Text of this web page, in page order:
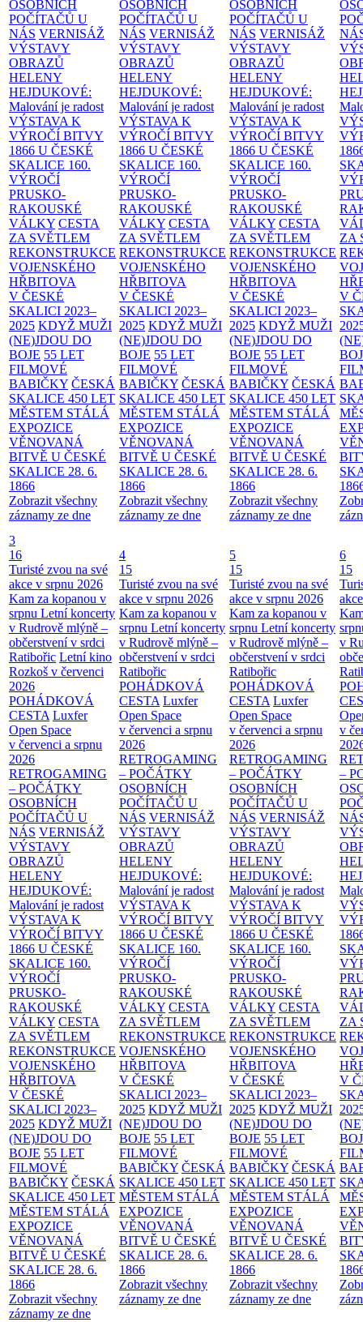
OSOBNÍCH
POČÍTAČŮ U
NÁS VERNISÁŽ
VÝSTAVY
OBRAZŮ
HELENY
HEJDUKOVÉ:
Malování je radost
VÝSTAVA K
VÝROČÍ BITVY
1866 U ČESKÉ
SKALICE 160.
VÝROČÍ
PRUSKO-
RAKOUSKÉ
VÁLKY CESTA
ZA SVĚTLEM
REKONSTRUKCE
VOJENSKÉHO
HŘBITOVA
V ČESKÉ
SKALICI 2023–
2025 KDYŽ MUŽI
(NE)JDOU DO
BOJE 55 LET
FILMOVÉ
BABIČKY ČESKÁ
SKALICE 450 LET
MĚSTEM STÁLÁ
EXPOZICE
VĚNOVANÁ
BITVĚ U ČESKÉ
SKALICE 28. 6.
1866
Zobrazit všechny
záznamy ze dne
OSOBNÍCH
POČÍTAČŮ U
NÁS VERNISÁŽ
VÝSTAVY
OBRAZŮ
HELENY
HEJDUKOVÉ:
Malování je radost
VÝSTAVA K
VÝROČÍ BITVY
1866 U ČESKÉ
SKALICE 160.
VÝROČÍ
PRUSKO-
RAKOUSKÉ
VÁLKY CESTA
ZA SVĚTLEM
REKONSTRUKCE
VOJENSKÉHO
HŘBITOVA
V ČESKÉ
SKALICI 2023–
2025 KDYŽ MUŽI
(NE)JDOU DO
BOJE 55 LET
FILMOVÉ
BABIČKY ČESKÁ
SKALICE 450 LET
MĚSTEM STÁLÁ
EXPOZICE
VĚNOVANÁ
BITVĚ U ČESKÉ
SKALICE 28. 6.
1866
Zobrazit všechny
záznamy ze dne
OSOBNÍCH
POČÍTAČŮ U
NÁS VERNISÁŽ
VÝSTAVY
OBRAZŮ
HELENY
HEJDUKOVÉ:
Malování je radost
VÝSTAVA K
VÝROČÍ BITVY
1866 U ČESKÉ
SKALICE 160.
VÝROČÍ
PRUSKO-
RAKOUSKÉ
VÁLKY CESTA
ZA SVĚTLEM
REKONSTRUKCE
VOJENSKÉHO
HŘBITOVA
V ČESKÉ
SKALICI 2023–
2025 KDYŽ MUŽI
(NE)JDOU DO
BOJE 55 LET
FILMOVÉ
BABIČKY ČESKÁ
SKALICE 450 LET
MĚSTEM STÁLÁ
EXPOZICE
VĚNOVANÁ
BITVĚ U ČESKÉ
SKALICE 28. 6.
1866
Zobrazit všechny
záznamy ze dne
ZA
V
3
16
Turisté zvou na své
akce v srpnu 2026
Kam za kopanou v
srpnu Letní koncerty
v Rudrově mlýně –
občerstvení v srdci
Ratibořic Letní kino
Rozkoš v červenci
2026
POHÁDKOVÁ
CESTA Luxfer
Open Space
v červenci a srpnu
2026
RETROGAMING
– POČÁTKY
OSOBNÍCH
POČÍTAČŮ U
NÁS VERNISÁŽ
VÝSTAVY
OBRAZŮ
HELENY
HEJDUKOVÉ:
Malování je radost
VÝSTAVA K
VÝROČÍ BITVY
1866 U ČESKÉ
SKALICE 160.
VÝROČÍ
PRUSKO-
RAKOUSKÉ
VÁLKY CESTA
ZA SVĚTLEM
REKONSTRUKCE
VOJENSKÉHO
HŘBITOVA
V ČESKÉ
SKALICI 2023–
2025 KDYŽ MUŽI
(NE)JDOU DO
BOJE 55 LET
FILMOVÉ
BABIČKY ČESKÁ
SKALICE 450 LET
MĚSTEM STÁLÁ
EXPOZICE
VĚNOVANÁ
BITVĚ U ČESKÉ
SKALICE 28. 6.
1866
Zobrazit všechny
záznamy ze dne
4
15
Turisté zvou na své
akce v srpnu 2026
Kam za kopanou v
srpnu Letní koncerty
v Rudrově mlýně –
občerstvení v srdci
Ratibořic
POHÁDKOVÁ
CESTA Luxfer
Open Space
v červenci a srpnu
2026
RETROGAMING
– POČÁTKY
OSOBNÍCH
POČÍTAČŮ U
NÁS VERNISÁŽ
VÝSTAVY
OBRAZŮ
HELENY
HEJDUKOVÉ:
Malování je radost
VÝSTAVA K
VÝROČÍ BITVY
1866 U ČESKÉ
SKALICE 160.
VÝROČÍ
PRUSKO-
RAKOUSKÉ
VÁLKY CESTA
ZA SVĚTLEM
REKONSTRUKCE
VOJENSKÉHO
HŘBITOVA
V ČESKÉ
SKALICI 2023–
2025 KDYŽ MUŽI
(NE)JDOU DO
BOJE 55 LET
FILMOVÉ
BABIČKY ČESKÁ
SKALICE 450 LET
MĚSTEM STÁLÁ
EXPOZICE
VĚNOVANÁ
BITVĚ U ČESKÉ
SKALICE 28. 6.
1866
Zobrazit všechny
záznamy ze dne
5
15
Turisté zvou na své
akce v srpnu 2026
Kam za kopanou v
srpnu Letní koncerty
v Rudrově mlýně –
občerstvení v srdci
Ratibořic
POHÁDKOVÁ
CESTA Luxfer
Open Space
v červenci a srpnu
2026
RETROGAMING
– POČÁTKY
OSOBNÍCH
POČÍTAČŮ U
NÁS VERNISÁŽ
VÝSTAVY
OBRAZŮ
HELENY
HEJDUKOVÉ:
Malování je radost
VÝSTAVA K
VÝROČÍ BITVY
1866 U ČESKÉ
SKALICE 160.
VÝROČÍ
PRUSKO-
RAKOUSKÉ
VÁLKY CESTA
ZA SVĚTLEM
REKONSTRUKCE
VOJENSKÉHO
HŘBITOVA
V ČESKÉ
SKALICI 2023–
2025 KDYŽ MUŽI
(NE)JDOU DO
BOJE 55 LET
FILMOVÉ
BABIČKY ČESKÁ
SKALICE 450 LET
MĚSTEM STÁLÁ
EXPOZICE
VĚNOVANÁ
BITVĚ U ČESKÉ
SKALICE 28. 6.
1866
Zobrazit všechny
záznamy ze dne
6
15
v
v
–
ZA
V